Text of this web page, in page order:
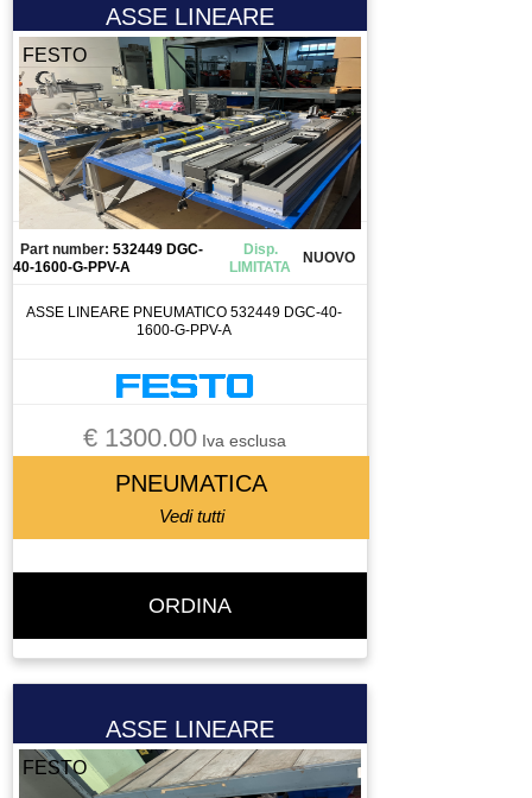
ASSE LINEARE
FESTO
Part number: 532449 DGC-
40-1600-G-PPV-A
Disp.
LIMITATA
NUOVO
ASSE LINEARE PNEUMATICO 532449 DGC-40-
1600-G-PPV-A
€ 1300.00Iva esclusa
PNEUMATICA
Vedi tutti
ORDINA
ASSE LINEARE
FESTO